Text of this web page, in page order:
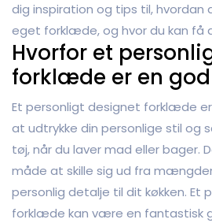
dig inspiration og tips til, hvordan
eget forklæde, og hvor du kan få
Hvorfor et
forklæde er en
Et personligt designet forklæde
at udtrykke din personlige stil og
tøj, når du laver mad eller bager.
måde at skille sig ud fra
personlig detalje til dit køkken. Et
forklæde kan være en fantastisk